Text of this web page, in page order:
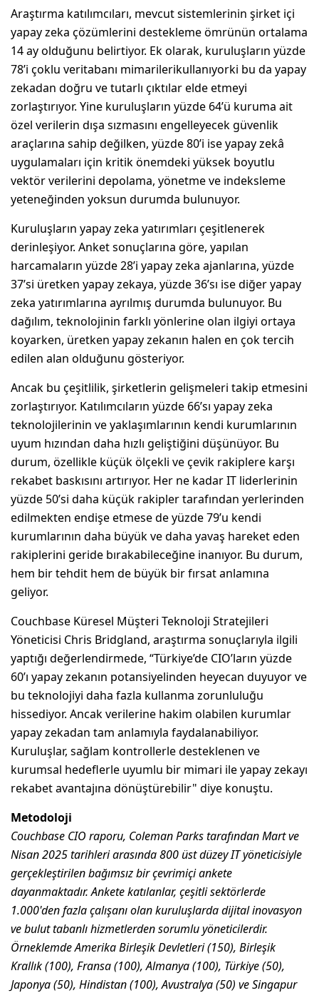
Araştırma katılımcıları, mevcut sistemlerinin şirket içi
yapay zeka çözümlerini destekleme ömrünün ortalama
14 ay olduğunu belirtiyor. Ek olarak, kuruluşların yüzde
78’i çoklu veritabanı mimarilerikullanıyorki bu da yapay
zekadan doğru ve tutarlı çıktılar elde etmeyi
zorlaştırıyor. Yine kuruluşların yüzde 64’ü kuruma ait
özel verilerin dışa sızmasını engelleyecek güvenlik
araçlarına sahip değilken, yüzde 80’i ise yapay zekâ
uygulamaları için kritik önemdeki yüksek boyutlu
vektör verilerini depolama, yönetme ve indeksleme
yeteneğinden yoksun durumda bulunuyor.
Kuruluşların yapay zeka yatırımları çeşitlenerek
derinleşiyor. Anket sonuçlarına göre, yapılan
harcamaların yüzde 28’i yapay zeka ajanlarına, yüzde
37’si üretken yapay zekaya, yüzde 36’sı ise diğer yapay
zeka yatırımlarına ayrılmış durumda bulunuyor. Bu
dağılım, teknolojinin farklı yönlerine olan ilgiyi ortaya
koyarken, üretken yapay zekanın halen en çok tercih
edilen alan olduğunu gösteriyor.
Ancak bu çeşitlilik, şirketlerin gelişmeleri takip etmesini
zorlaştırıyor. Katılımcıların yüzde 66’sı yapay zeka
teknolojilerinin ve yaklaşımlarının kendi kurumlarının
uyum hızından daha hızlı geliştiğini düşünüyor. Bu
durum, özellikle küçük ölçekli ve çevik rakiplere karşı
rekabet baskısını artırıyor. Her ne kadar IT liderlerinin
yüzde 50’si daha küçük rakipler tarafından yerlerinden
edilmekten endişe etmese de yüzde 79’u kendi
kurumlarının daha büyük ve daha yavaş hareket eden
rakiplerini geride bırakabileceğine inanıyor. Bu durum,
hem bir tehdit hem de büyük bir fırsat anlamına
geliyor.
Couchbase Küresel Müşteri Teknoloji Stratejileri
Yöneticisi Chris Bridgland, araştırma sonuçlarıyla ilgili
yaptığı değerlendirmede, “Türkiye’de CIO’ların yüzde
60’ı yapay zekanın potansiyelinden heyecan duyuyor ve
bu teknolojiyi daha fazla kullanma zorunluluğu
hissediyor. Ancak verilerine hakim olabilen kurumlar
yapay zekadan tam anlamıyla faydalanabiliyor.
Kuruluşlar, sağlam kontrollerle desteklenen ve
kurumsal hedeflerle uyumlu bir mimari ile yapay zekayı
rekabet avantajına dönüştürebilir" diye konuştu.
Metodoloji
Couchbase CIO raporu, Coleman Parks tarafından Mart ve
Nisan 2025 tarihleri arasında 800 üst düzey IT yöneticisiyle
gerçekleştirilen bağımsız bir çevrimiçi ankete
dayanmaktadır. Ankete katılanlar, çeşitli sektörlerde
1.000'den fazla çalışanı olan kuruluşlarda dijital inovasyon
ve bulut tabanlı hizmetlerden sorumlu yöneticilerdir.
Örneklemde Amerika Birleşik Devletleri (150), Birleşik
Krallık (100), Fransa (100), Almanya (100), Türkiye (50),
Japonya (50), Hindistan (100), Avustralya (50) ve Singapur